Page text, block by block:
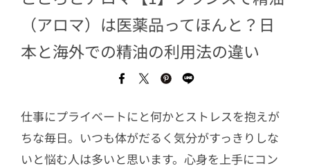
（アロマ）は医薬品ってほんと？日
本と海外での精油の利用法の違い
仕事にプライベートにと何かとストレスを抱えが
ちな毎日。いつも体がだるく気分がすっきりしな
いと悩む人は多いと思います。心身を上手にコン